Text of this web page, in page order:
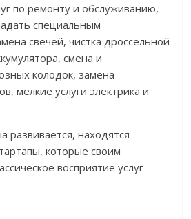
по ремонту и обслуживанию,
специальным
свечей, чистка дроссельной
смена и
колодок, замена
мелкие услуги электрика и
развивается, находятся
которые своим
восприятие услуг